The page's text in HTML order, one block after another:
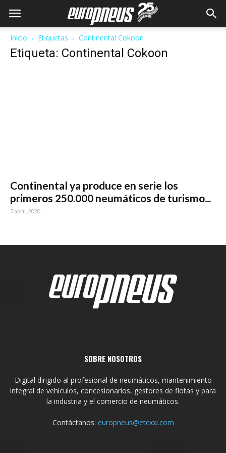
Inicio Etiquetas Continental Cokoon
Etiqueta: Continental Cokoon
Continental ya produce en serie los
primeros 250.000 neumáticos de turismo...
7 abril, 2020
SOBRE NOSOTROS
Digital dirigido al profesional de neumáticos, mantenimiento
integral de vehículos, concesionarios, gestores de flotas y para
la industria y el comercio de neumáticos.
Contáctanos: europneus@etcxxi.com